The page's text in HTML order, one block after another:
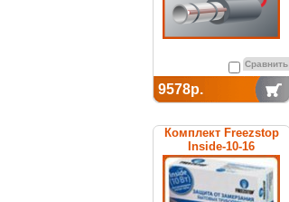
Сравнить
9578р.
Комплект Freezstop
Inside-10-16